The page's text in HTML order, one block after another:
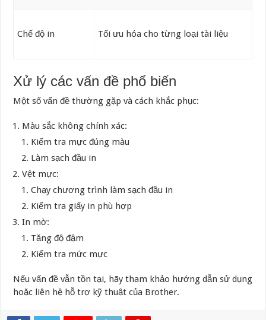
Chế độ in Tối ưu hóa cho từng loại tài liệu
Xử lý các vấn đề phổ biến
Một số vấn đề thường gặp và cách khắc phục:
Màu sắc không chính xác:
Kiểm tra mực đúng màu
Làm sạch đầu in
Vệt mực:
Chạy chương trình làm sạch đầu in
Kiểm tra giấy in phù hợp
In mờ:
Tăng độ đậm
Kiểm tra mức mực
Nếu vấn đề vẫn tồn tại, hãy tham khảo hướng dẫn sử dụng
hoặc liên hệ hỗ trợ kỹ thuật của Brother.